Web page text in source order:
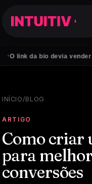
bio devia vender por ti
INÍCIO/BLOG
ARTIGO
Como criar
para
conversões